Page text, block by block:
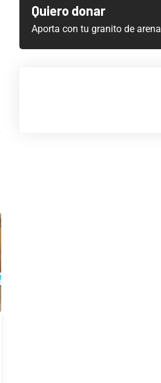
Quiero donar
Aporta con tu granito de arena